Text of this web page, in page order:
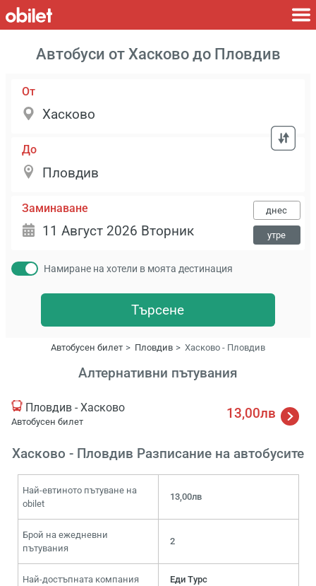
Автобуси от Хасково до Пловдив
От
До
Заминаване днес
утре
Намиране на хотели в моята дестинация
Търсене
Автобусен билет Пловдив Хасково - Пловдив
Алтернативни пътувания
Пловдив - Хасково
Автобусен билет
13,00лв
Хасково - Пловдив Разписание на автобусите
Най-евтиното пътуване на
obilet
13,00лв
Брой на ежедневни
пътувания
2
Най-достъпната компания Еди Турс